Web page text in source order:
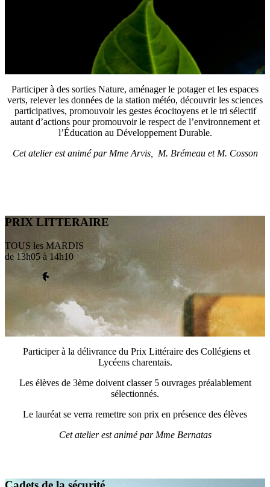
Participer à des sorties Nature, aménager le potager et les espaces
verts, relever les données de la station météo, découvrir les sciences
participatives, promouvoir les gestes écocitoyens et le tri sélectif
autant d’actions pour promouvoir le respect de l’environnement et
l’Éducation au Développement Durable.
Cet atelier est animé par Mme Arvis, M. Brémeau et M. Cosson
PRIX LITTERAIRE
TOUS les MARDIS
de 13h05 à 14h10
Participer à la délivrance du Prix Littéraire des Collégiens et
Lycéens charentais.
Les élèves de 3ème doivent classer 5 ouvrages préalablement
sélectionnés.
Le lauréat se verra remettre son prix en présence des élèves
Cet atelier est animé par Mme Bernatas